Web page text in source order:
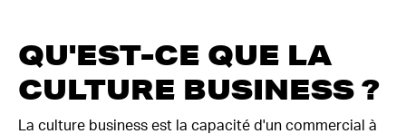
QU'EST-CE QUE LA
CULTURE BUSINESS ?
La culture business est la capacité d'un commercial à